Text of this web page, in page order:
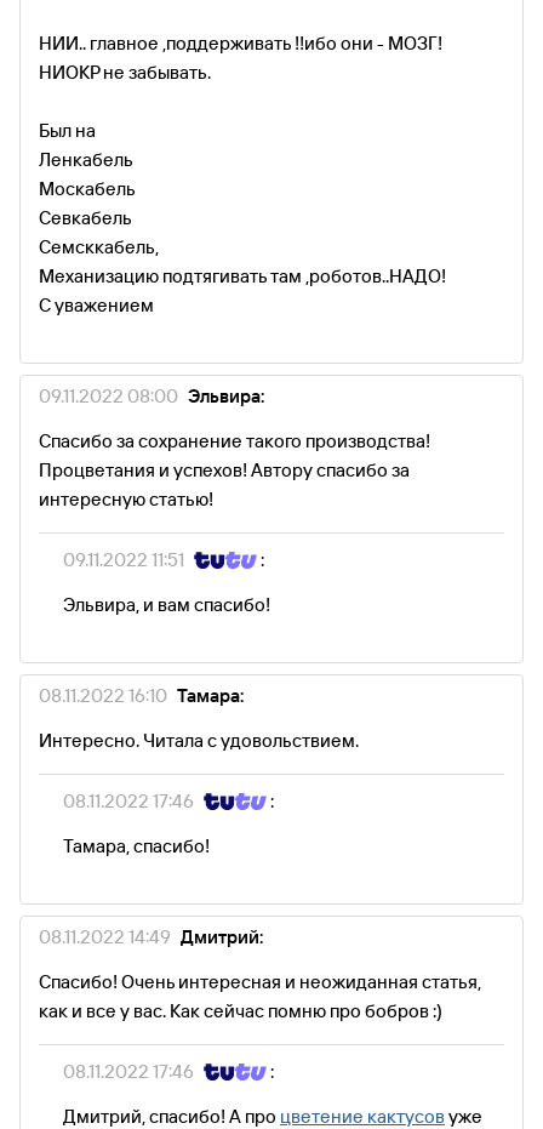
НИИ.. главное ,поддерживать !!ибо они - МОЗГ!
НИОКР не забывать.
Был на
Ленкабель
Москабель
Севкабель
Семсккабель,
Механизацию подтягивать там ,роботов..НАДО!
С уважением
09.11.2022 08:00 Эльвира:
Спасибо за сохранение такого производства!
Процветания и успехов! Автору спасибо за
интересную статью!
09.11.2022 11:51
:
Эльвира, и вам спасибо!
08.11.2022 16:10 Тамара:
Интересно. Читала с удовольствием.
08.11.2022 17:46
:
Тамара, спасибо!
08.11.2022 14:49 Дмитрий:
Спасибо! Очень интересная и неожиданная статья,
как и все у вас. Как сейчас помню про бобров :)
08.11.2022 17:46
:
Дмитрий, спасибо! А про цветение кактусовуже